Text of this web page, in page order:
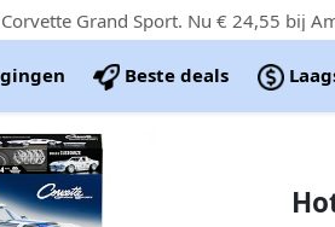
Grand Sport. Nu € 24,55 bij
Beste deals